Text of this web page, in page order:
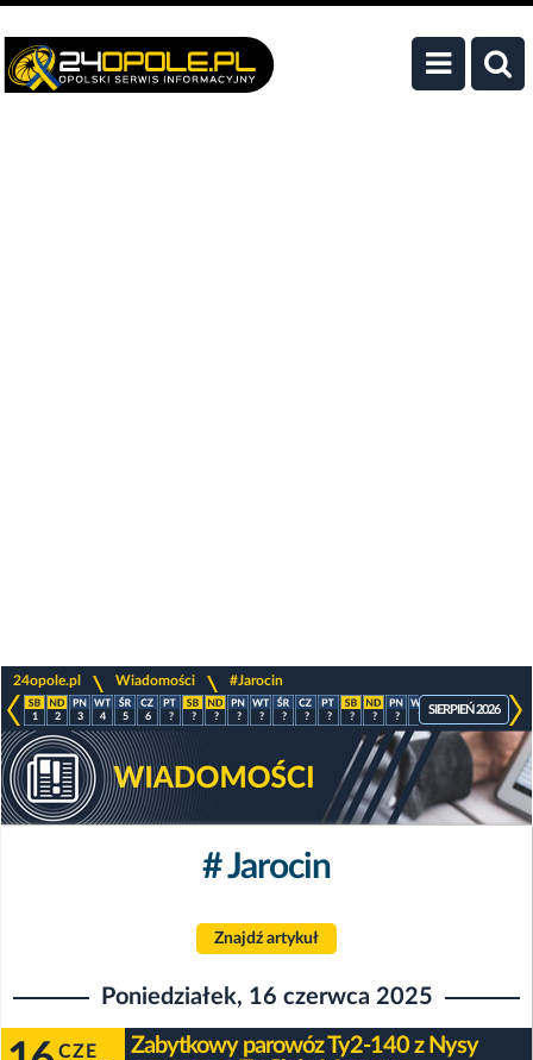
24opole.pl Wiadomości #Jarocin
1 2 3 4 5 6 ? ? ? ? ? ? ? ? ? ? ? ? ? ? ?
SIERPIEŃ 2026
# Jarocin
Znajdź artykuł
Poniedziałek, 16 czerwca 2025
CZE
Zabytkowy parowóz Ty2-140 z Nysy